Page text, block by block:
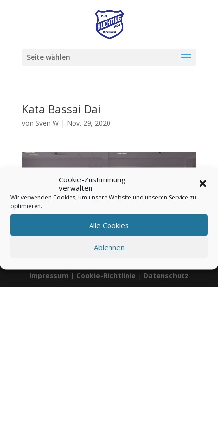
Cookie-Zustimmung
verwalten
Wir verwenden Cookies, um unsere Website und unseren Service zu
optimieren.
Alle Cookies
Ablehnen
Seite wählen
Kata Bassai Dai
von Sven W| Nov. 29, 2020
Video-
Impressum | Cookie-Richtlinie | Datenschutz